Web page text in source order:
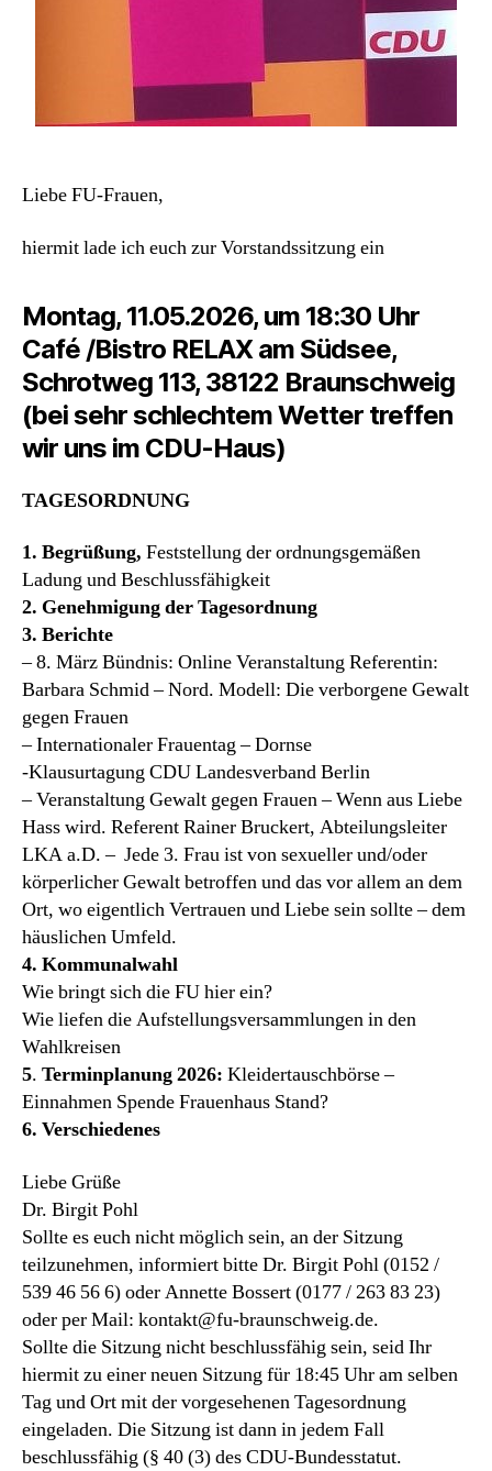
Liebe FU-Frauen,
hiermit lade ich euch zur Vorstandssitzung ein
Montag, 11.05.2026, um 18:30 Uhr
Café /Bistro RELAX am Südsee,
Schrotweg 113, 38122 Braunschweig
(bei sehr schlechtem Wetter treffen
wir uns im CDU-Haus)
TAGESORDNUNG
1. Begrüßung, Feststellung der ordnungsgemäßen
Ladung und Beschlussfähigkeit
2. Genehmigung der Tagesordnung
3. Berichte
– 8. März Bündnis: Online Veranstaltung Referentin:
Barbara Schmid – Nord. Modell: Die verborgene Gewalt
gegen Frauen
– Internationaler Frauentag – Dornse
-Klausurtagung CDU Landesverband Berlin
– Veranstaltung Gewalt gegen Frauen – Wenn aus Liebe
Hass wird. Referent Rainer Bruckert, Abteilungsleiter
LKA a.D. – Jede 3. Frau ist von sexueller und/oder
körperlicher Gewalt betroffen und das vor allem an dem
Ort, wo eigentlich Vertrauen und Liebe sein sollte – dem
häuslichen Umfeld.
4. Kommunalwahl
Wie bringt sich die FU hier ein?
Wie liefen die Aufstellungsversammlungen in den
Wahlkreisen
5. Terminplanung 2026: Kleidertauschbörse –
Einnahmen Spende Frauenhaus Stand?
6. Verschiedenes
Liebe Grüße
Dr. Birgit Pohl
Sollte es euch nicht möglich sein, an der Sitzung
teilzunehmen, informiert bitte Dr. Birgit Pohl (0152 /
539 46 56 6) oder Annette Bossert (0177 / 263 83 23)
oder per Mail: kontakt@fu-braunschweig.de.
Sollte die Sitzung nicht beschlussfähig sein, seid Ihr
hiermit zu einer neuen Sitzung für 18:45 Uhr am selben
Tag und Ort mit der vorgesehenen Tagesordnung
eingeladen. Die Sitzung ist dann in jedem Fall
beschlussfähig (§ 40 (3) des CDU-Bundesstatut.